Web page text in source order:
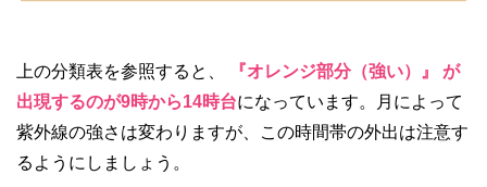
上の分類表を参照すると、
『オレンジ部分（強い）』 が
出現するのが9時から14時台になっています。月によって
紫外線の強さは変わりますが、この時間帯の外出は注意す
るようにしましょう。